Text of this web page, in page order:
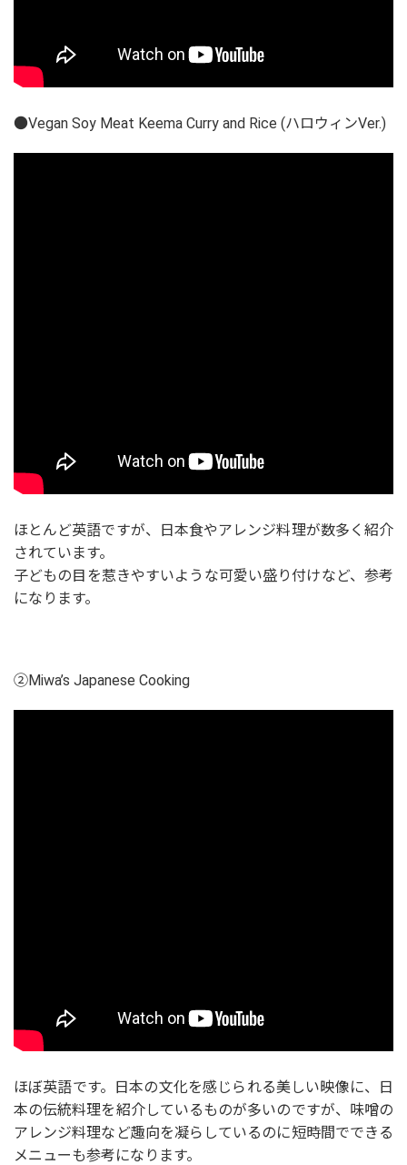
●Vegan Soy Meat Keema Curry and Rice (ハロウィンVer.)
ほとんど英語ですが、日本食やアレンジ料理が数多く紹介
されています。
子どもの目を惹きやすいような可愛い盛り付けなど、参考
になります。
②Miwa’s Japanese Cooking
ほぼ英語です。日本の文化を感じられる美しい映像に、日
本の伝統料理を紹介しているものが多いのですが、味噌の
アレンジ料理など趣向を凝らしているのに短時間でできる
メニューも参考になります。